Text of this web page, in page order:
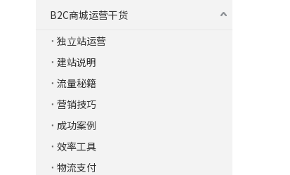
B2C商城运营干货
独立站运营
建站说明
流量秘籍
营销技巧
成功案例
效率工具
物流支付